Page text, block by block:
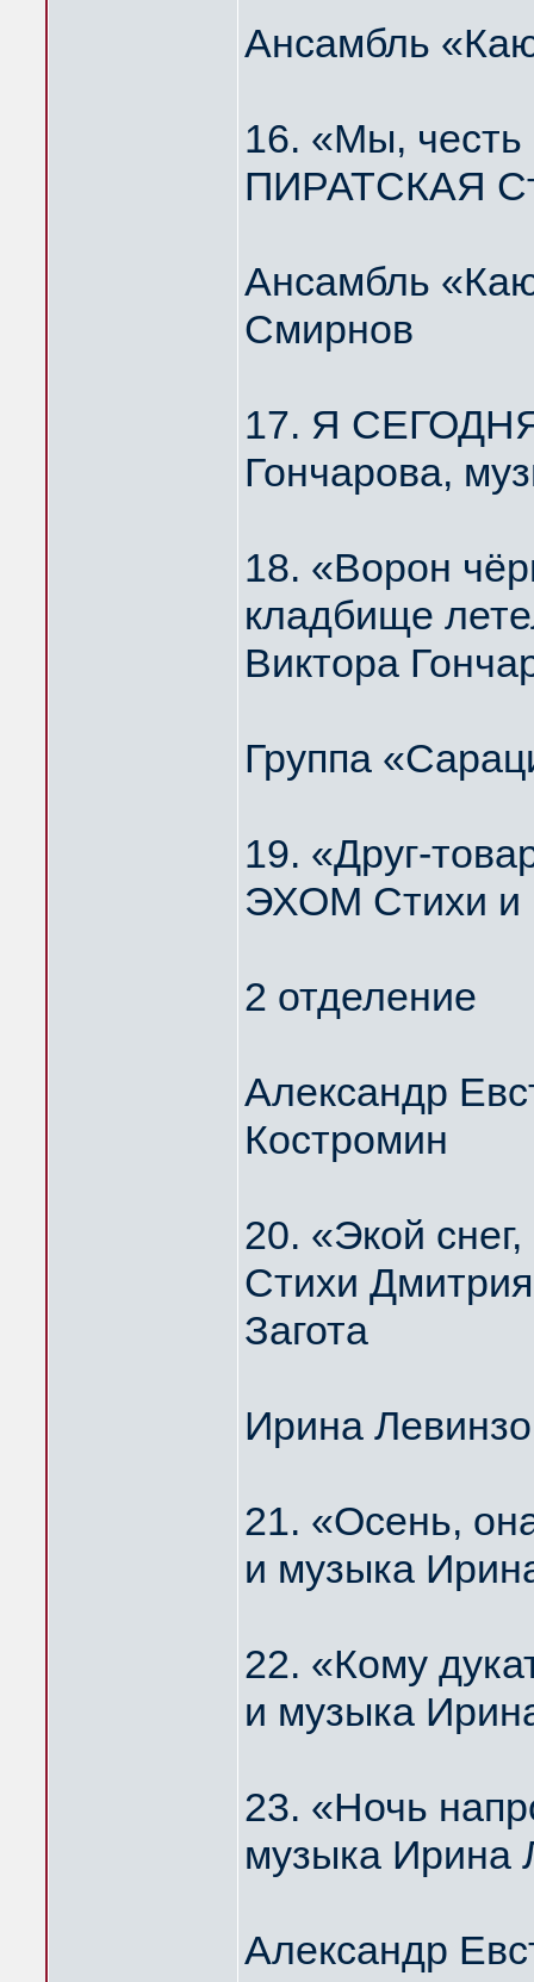
Ансамбль
16. «Мы, честь
ПИРАТСКАЯ
Ансамбль
Смирнов
17. Я
Гончарова,
18. «Ворон
кладбище
Виктора
Группа
19. «Друг-
ЭХОМ Стихи и
2 отделение
Александр
Костромин
20. «Экой
Стихи
Загота
Ирина
21. «Осень,
и музыка
22. «Кому
и музыка
23. «Ночь
музыка Ирина
Александр